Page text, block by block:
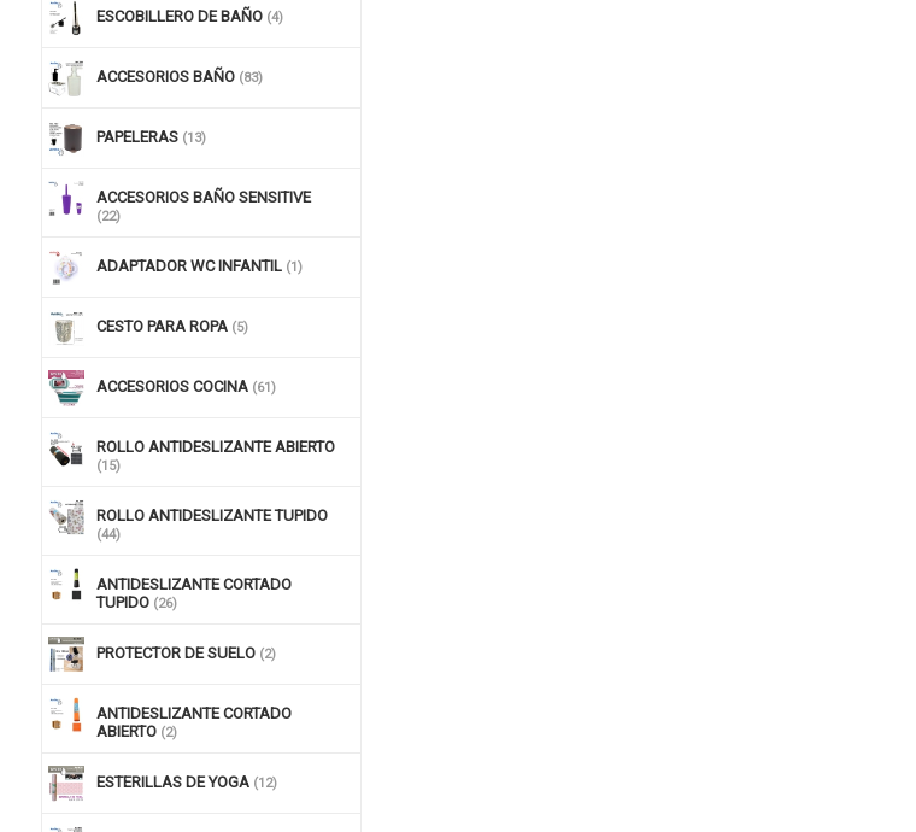
ESCOBILLERO DE BAÑO (4)
ACCESORIOS BAÑO (83)
PAPELERAS (13)
ACCESORIOS BAÑO SENSITIVE
(22)
ADAPTADOR WC INFANTIL (1)
CESTO PARA ROPA (5)
ACCESORIOS COCINA (61)
ROLLO ANTIDESLIZANTE ABIERTO
(15)
ROLLO ANTIDESLIZANTE TUPIDO
(44)
ANTIDESLIZANTE CORTADO
TUPIDO (26)
PROTECTOR DE SUELO (2)
ANTIDESLIZANTE CORTADO
ABIERTO (2)
ESTERILLAS DE YOGA (12)